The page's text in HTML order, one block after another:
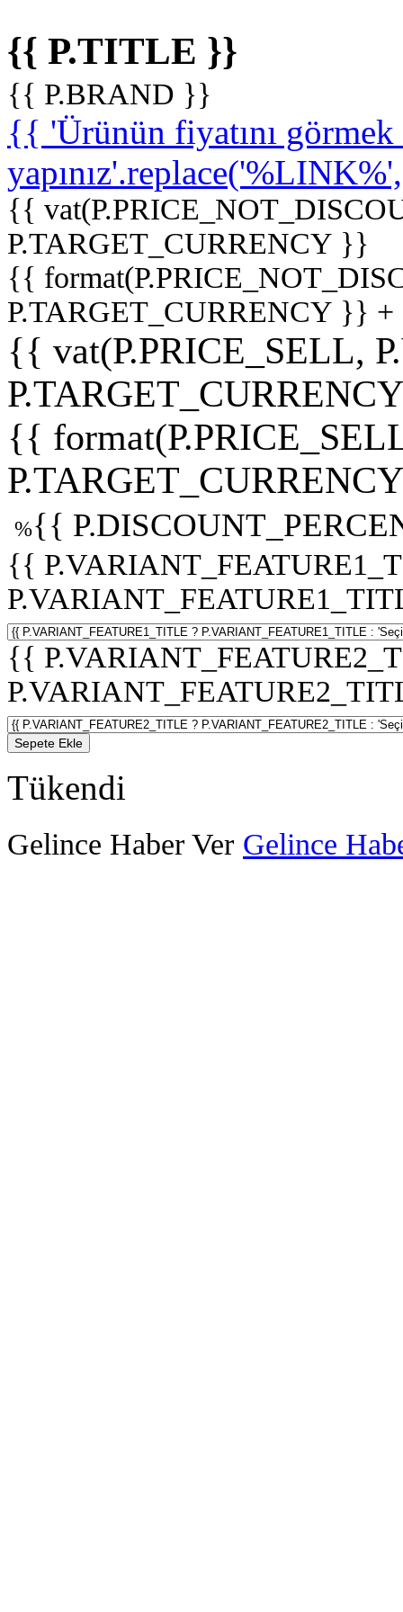
{{ P.TITLE }}
{{ P.BRAND }}
{{ 'Ürünün fiyatını
{{
P.TARGET_CURRENCY }}
{{
P.TARGET_CURRENCY }}
{{ vat(P.PRICE_SELL,
{{
%{{
{{
{{
Sepete Ekle
Tükendi
Gelince Haber Ver Gelince